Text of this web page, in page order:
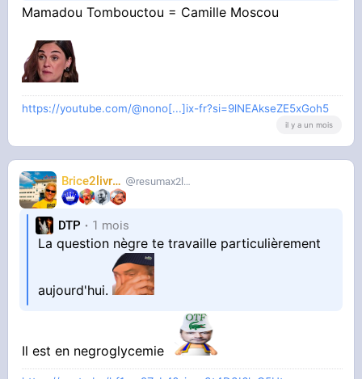
Mamadou Tombouctou = Camille Moscou
https://youtube.com/@nono[...]ix-fr?si=9lNEAkseZE5xGoh5
il y a un mois
Brice2livres resumax2livres
DTP 1 mois
La question nègre te travaille particulièrement
aujourd'hui.
Il est en negroglycemie